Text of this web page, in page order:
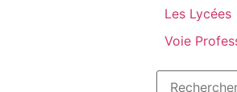
Les Lycées
Voie